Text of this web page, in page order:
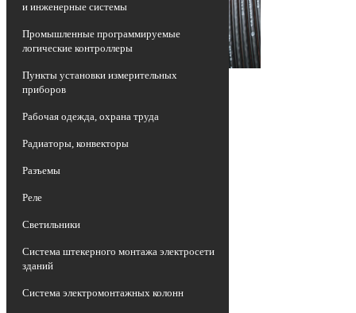
и инженерные системы
Промышленные программируемые
логические контроллеры
Пункты установки измерительных
приборов
Рабочая одежда, охрана труда
Радиаторы, конвекторы
Разъемы
Реле
Светильники
Система штекерного монтажа электросети
зданий
Система электромонтажных колонн